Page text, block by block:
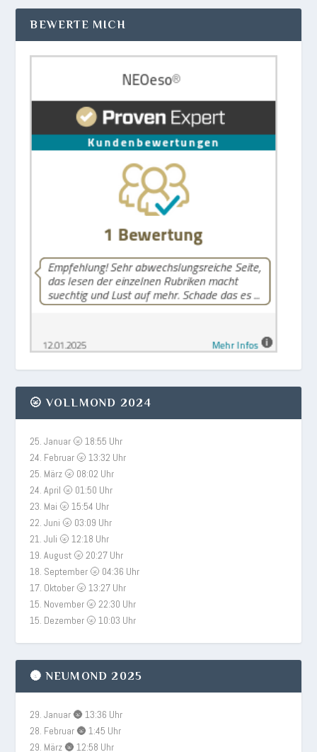
BEWERTE MICH
🌝 VOLLMOND 2024
25. Januar 🌝 18:55 Uhr
24. Februar 🌝 13:32 Uhr
25. März 🌝 08:02 Uhr
24. April 🌝 01:50 Uhr
23. Mai 🌝 15:54 Uhr
22. Juni 🌝 03:09 Uhr
21. Juli 🌝 12:18 Uhr
19. August 🌝 20:27 Uhr
18. September 🌝 04:36 Uhr
17. Oktober 🌝 13:27 Uhr
15. November 🌝 22:30 Uhr
15. Dezember 🌝 10:03 Uhr
🌚 NEUMOND 2025
29. Januar 🌚 13:36 Uhr
28. Februar 🌚 1:45 Uhr
29. März 🌚 12:58 Uhr